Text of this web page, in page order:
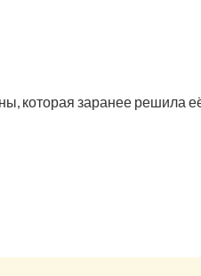
которая заранее решила